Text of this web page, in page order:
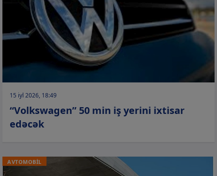
15 iyl 2026, 18:49
“Volkswagen” 50 min iş yerini ixtisar
edəcək
AVTOMOBİL